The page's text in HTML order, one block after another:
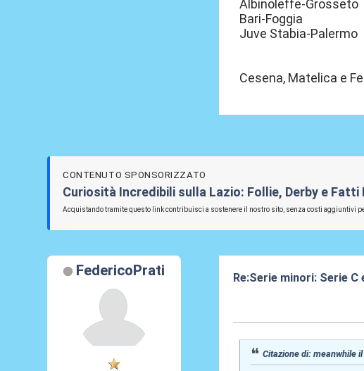
Albinoleffe-Grosseto
Bari-Foggia
Juve Stabia-Palermo
Cesena, Matelica e
CONTENUTO SPONSORIZZATO
Curiosità Incredibili sulla Lazio: Follie, Derby e
Acquistando tramite questo link contribuisci a sostenere il nostro sito, senza costi aggiuntivi
FedericoPrati
Re:Serie minori: Serie
Citazione di: meanwhile